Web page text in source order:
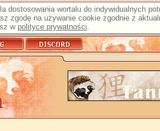
wortalu do indywidualnych
zgodę na używanie cookie zgodnie z
w polityce prywatności.